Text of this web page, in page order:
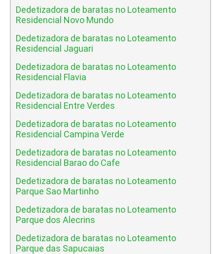
Dedetizadora de baratas no Loteamento
Residencial Novo Mundo
Dedetizadora de baratas no Loteamento
Residencial Jaguari
Dedetizadora de baratas no Loteamento
Residencial Flavia
Dedetizadora de baratas no Loteamento
Residencial Entre Verdes
Dedetizadora de baratas no Loteamento
Residencial Campina Verde
Dedetizadora de baratas no Loteamento
Residencial Barao do Cafe
Dedetizadora de baratas no Loteamento
Parque Sao Martinho
Dedetizadora de baratas no Loteamento
Parque dos Alecrins
Dedetizadora de baratas no Loteamento
Parque das Sapucaias